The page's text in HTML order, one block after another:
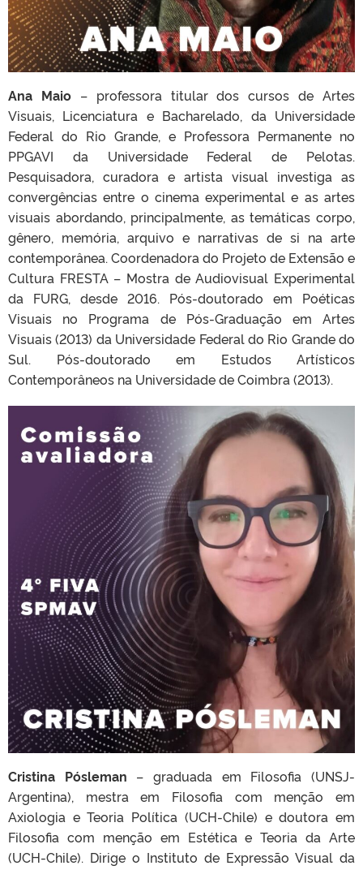
Ana Maio– professora titular dos cursos de Artes
Visuais, Licenciatura e Bacharelado, da Universidade
Federal do Rio Grande, e Professora Permanente no
PPGAVI da Universidade Federal de Pelotas.
Pesquisadora, curadora e artista visual investiga as
convergências entre o cinema experimental e as artes
visuais abordando, principalmente, as temáticas corpo,
gênero, memória, arquivo e narrativas de si na arte
contemporânea. Coordenadora do Projeto de Extensão e
Cultura FRESTA – Mostra de Audiovisual Experimental
da FURG, desde 2016. Pós-doutorado em Poéticas
Visuais no Programa de Pós-Graduação em Artes
Visuais (2013) da Universidade Federal do Rio Grande do
Sul. Pós-doutorado em Estudos Artísticos
Contemporâneos na Universidade de Coimbra (2013).
Cristina Pósleman – graduada em Filosofia (UNSJ-
Argentina), mestra em Filosofia com menção em
Axiologia e Teoria Política (UCH-Chile) e doutora em
Filosofia com menção em Estética e Teoria da Arte
(UCH-Chile). Dirige o Instituto de Expressão Visual da